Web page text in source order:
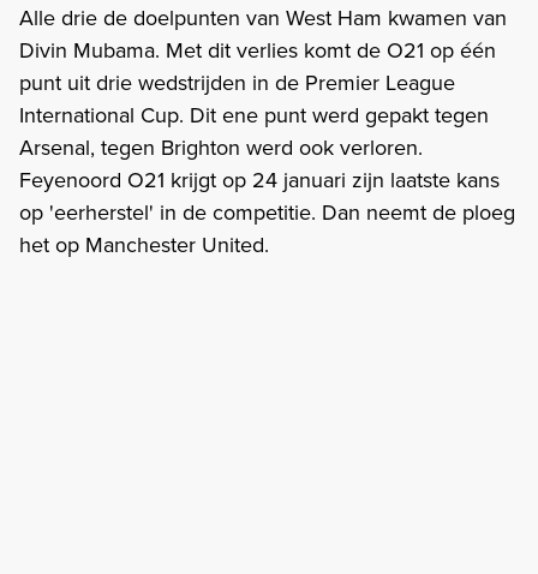
Alle drie de doelpunten van West Ham kwamen van
Divin Mubama. Met dit verlies komt de O21 op één
punt uit drie wedstrijden in de Premier League
International Cup. Dit ene punt werd gepakt tegen
Arsenal, tegen Brighton werd ook verloren.
Feyenoord O21 krijgt op 24 januari zijn laatste kans
op 'eerherstel' in de competitie. Dan neemt de ploeg
het op Manchester United.